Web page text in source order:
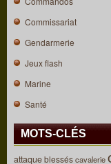
Commissariat
Gendarmerie
Jeux flash
Marine
Santé
MOTS-CLÉS
attaqueblesséscavalerie